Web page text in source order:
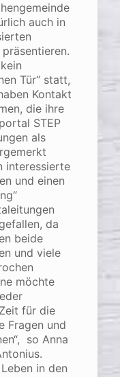
auch in
Tür“ statt,
Kontakt
die ihre
STEP
als
interessierte
und einen
da
beide
und viele
möchte
für die
Fragen und
so Anna
in den